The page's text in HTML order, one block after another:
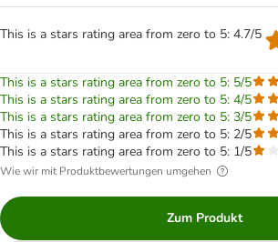
This is a stars rating area from zero to 5: 4.7/5
This is a stars rating area from zero to 5: 5/5
This is a stars rating area from zero to 5: 4/5
This is a stars rating area from zero to 5: 3/5
This is a stars rating area from zero to 5: 2/5
This is a stars rating area from zero to 5: 1/5
Wie wir mit Produktbewertungen umgehen
Zum Produkt